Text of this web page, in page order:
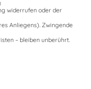
widerrufen oder der
Anliegens). Zwingende
– bleiben unberührt.